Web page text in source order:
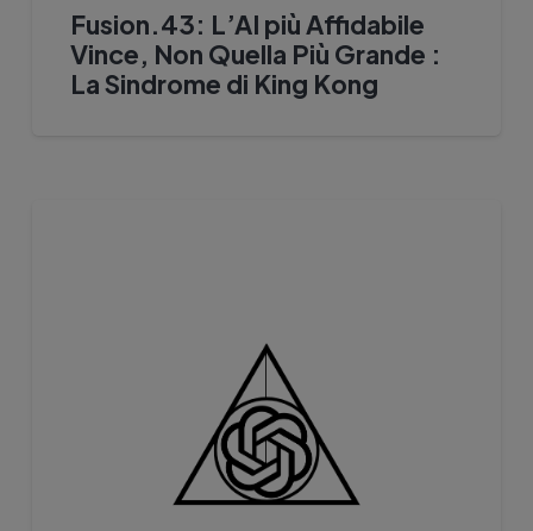
Fusion.43: L’AI più Affidabile
Vince, Non Quella Più Grande :
La Sindrome di King Kong